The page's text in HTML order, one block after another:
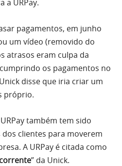
a URPay.
pagamentos, em junho
um vídeo (removido do
atrasos eram culpa da
os pagamentos no
disse que iria criar um
próprio.
também tem sido
clientes para moverem
A URPay é citada como
” da Unick.